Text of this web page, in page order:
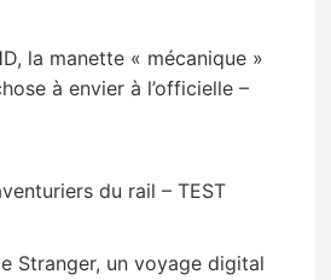
la manette « mécanique »
à envier à l’officielle –
du rail – TEST
Stranger, un voyage digital